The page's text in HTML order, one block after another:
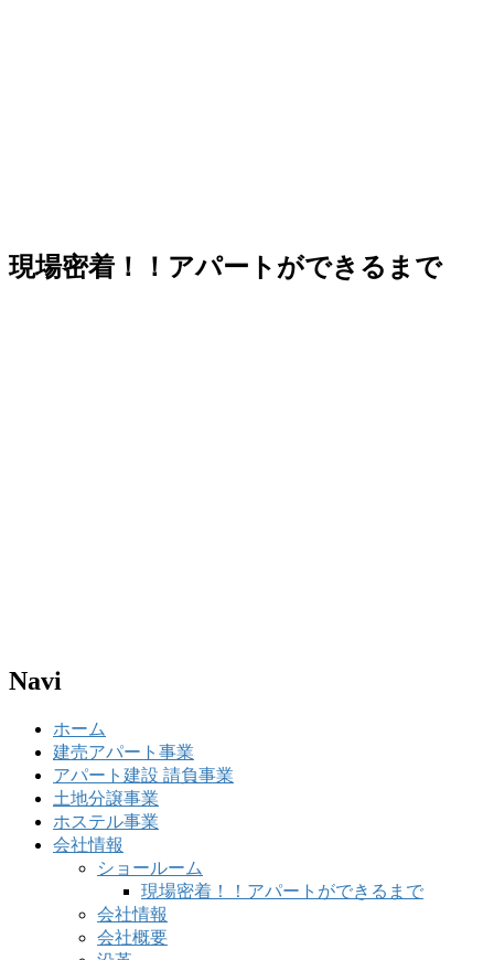
現場密着！！アパートができるまで
Navi
ホーム
建売アパート事業
アパート建設 請負事業
土地分譲事業
ホステル事業
会社情報
ショールーム
現場密着！！アパートができるまで
会社情報
会社概要